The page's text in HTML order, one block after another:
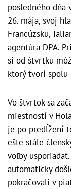
posledného dňa
26. mája, svoj
Francúzsku,
agentúra DPA.
si od štvrtku
ktorý tvorí spolu
Vo štvrtok sa
miestností v
je po predĺžení
ešte stále
voľby
automaticky
pokračovali v